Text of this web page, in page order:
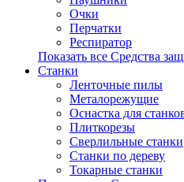
Очки
Перчатки
Респиратор
Показать все Средства
Станки
Ленточные пилы
Металорежущие
Оснастка для
Плиткорезы
Сверлильные станки
Станки по дереву
Токарные станки